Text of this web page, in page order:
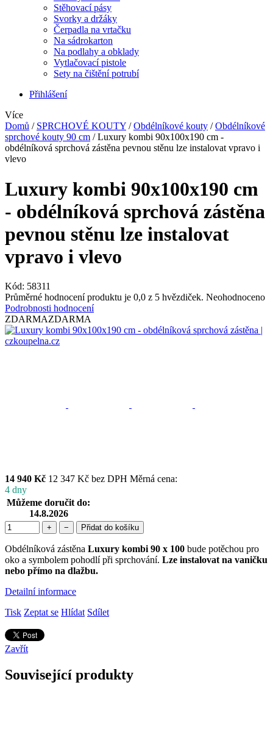
Stěhovací pásy
Svorky a držáky
Čerpadla na vrtačku
Na sádrokarton
Na podlahy a obklady
Vytlačovací pistole
Sety na čištění potrubí
Přihlášení
Více
Domů / SPRCHOVÉ KOUTY / Obdélníkové kouty / Obdélníkové
sprchové kouty 90 cm / Luxury kombi 90x100x190 cm -
obdélníková sprchová zástěna pevnou stěnu lze instalovat vpravo i
vlevo
Luxury kombi 90x100x190 cm
- obdélníková sprchová zástěna
pevnou stěnu lze instalovat
vpravo i vlevo
Kód: 58311
Průměrné hodnocení produktu je 0,0 z 5 hvězdiček. Neohodnoceno
Podrobnosti hodnocení
ZDARMAZDARMA
14 940 Kč 12 347 Kč bez DPH Měrná cena:
4 dny
Můžeme doručit do:
14.8.2026
+ − Přidat do košíku
Obdélníková zástěna Luxury kombi 90 x 100 bude potěchou pro
oko a symbolem pohodlí při sprchování. Lze instalovat na vaničku
nebo přímo na dlažbu.
Detailní informace
Tisk Zeptat se Hlídat Sdílet
Zavřít
Související produkty